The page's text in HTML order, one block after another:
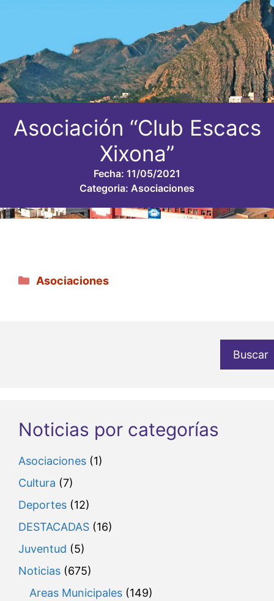
Asociación “Club Escacs
Xixona”
Fecha: 11/05/2021
Categoria: Asociaciones
Categorías
Asociaciones
Buscar
Noticias por categorías
Asociaciones (1)
Cultura (7)
Deportes (12)
DESTACADAS (16)
Juventud (5)
Noticias (675)
Areas Municipales (149)